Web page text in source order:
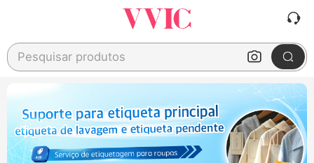
Pesquisar produtos